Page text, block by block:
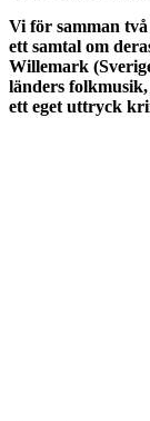
Vi för samman
ett samtal om
Willemark
länders
ett eget uttryck